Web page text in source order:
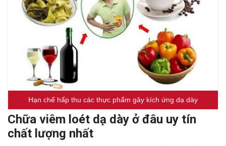
Hạn chế hấp thu các thực phẩm gây kích ứng dạ dày
Chữa viêm loét dạ dày ở đâu uy tín
chất lượng nhất